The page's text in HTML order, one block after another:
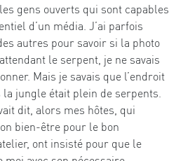
gens ouverts qui sont capables
d’un média. J’ai parfois
autres pour savoir si la photo
le serpent, je ne savais
Mais je savais que l’endroit
jungle était plein de serpents.
dit, alors mes hôtes, qui
bien-être pour le bon
ont insisté pour que le